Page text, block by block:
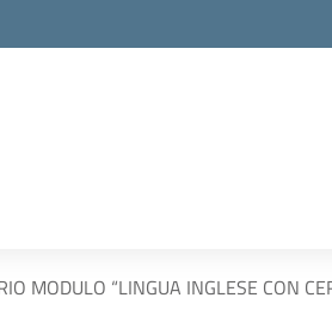
MODULO “LINGUA INGLESE CON